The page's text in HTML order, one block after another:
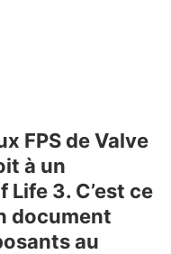
FPS de Valve
à un
3. C’est ce
document
au